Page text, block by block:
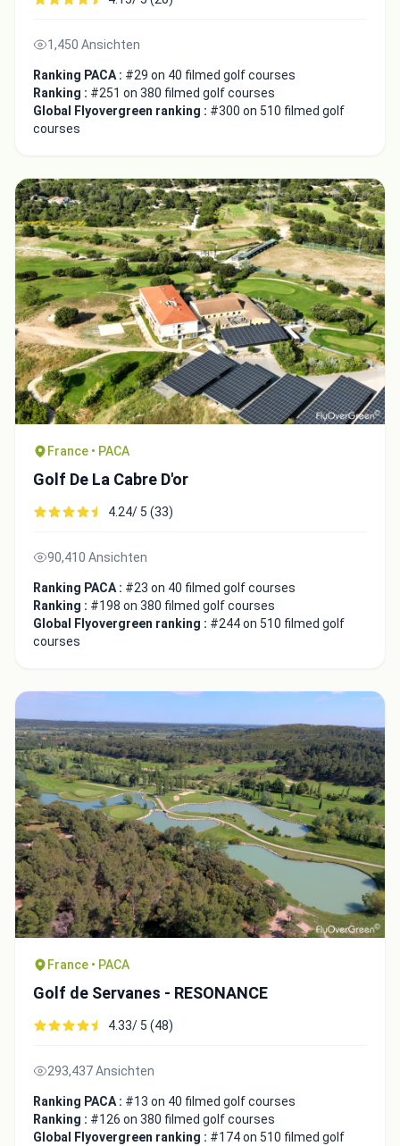
1,450 Ansichten
Ranking PACA : #29 on 40 filmed golf courses
Ranking : #251 on 380 filmed golf courses
Global Flyovergreen ranking : #300 on 510 filmed golf
courses
France • PACA
Golf De La Cabre D'or
4.24/ 5 (33)
90,410 Ansichten
Ranking PACA : #23 on 40 filmed golf courses
Ranking : #198 on 380 filmed golf courses
Global Flyovergreen ranking : #244 on 510 filmed golf
courses
France • PACA
Golf de Servanes - RESONANCE
4.33/ 5 (48)
293,437 Ansichten
Ranking PACA : #13 on 40 filmed golf courses
Ranking : #126 on 380 filmed golf courses
Global Flyovergreen ranking : #174 on 510 filmed golf
Integrate video
Video choice:
Copy to Clipboard
Embed code